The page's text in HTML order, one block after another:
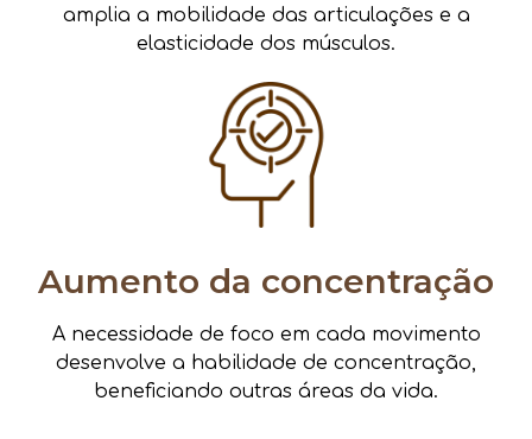
amplia a mobilidade das articulações e a
elasticidade dos músculos.
Aumento da concentração
A necessidade de foco em cada movimento
desenvolve a habilidade de concentração,
beneficiando outras áreas da vida.